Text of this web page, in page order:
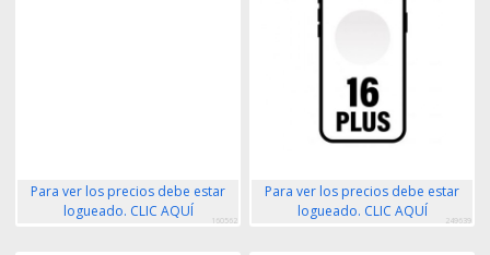
Para ver los precios debe estar
logueado. CLIC AQUÍ
160562
Para ver los precios debe estar
logueado. CLIC AQUÍ
249639